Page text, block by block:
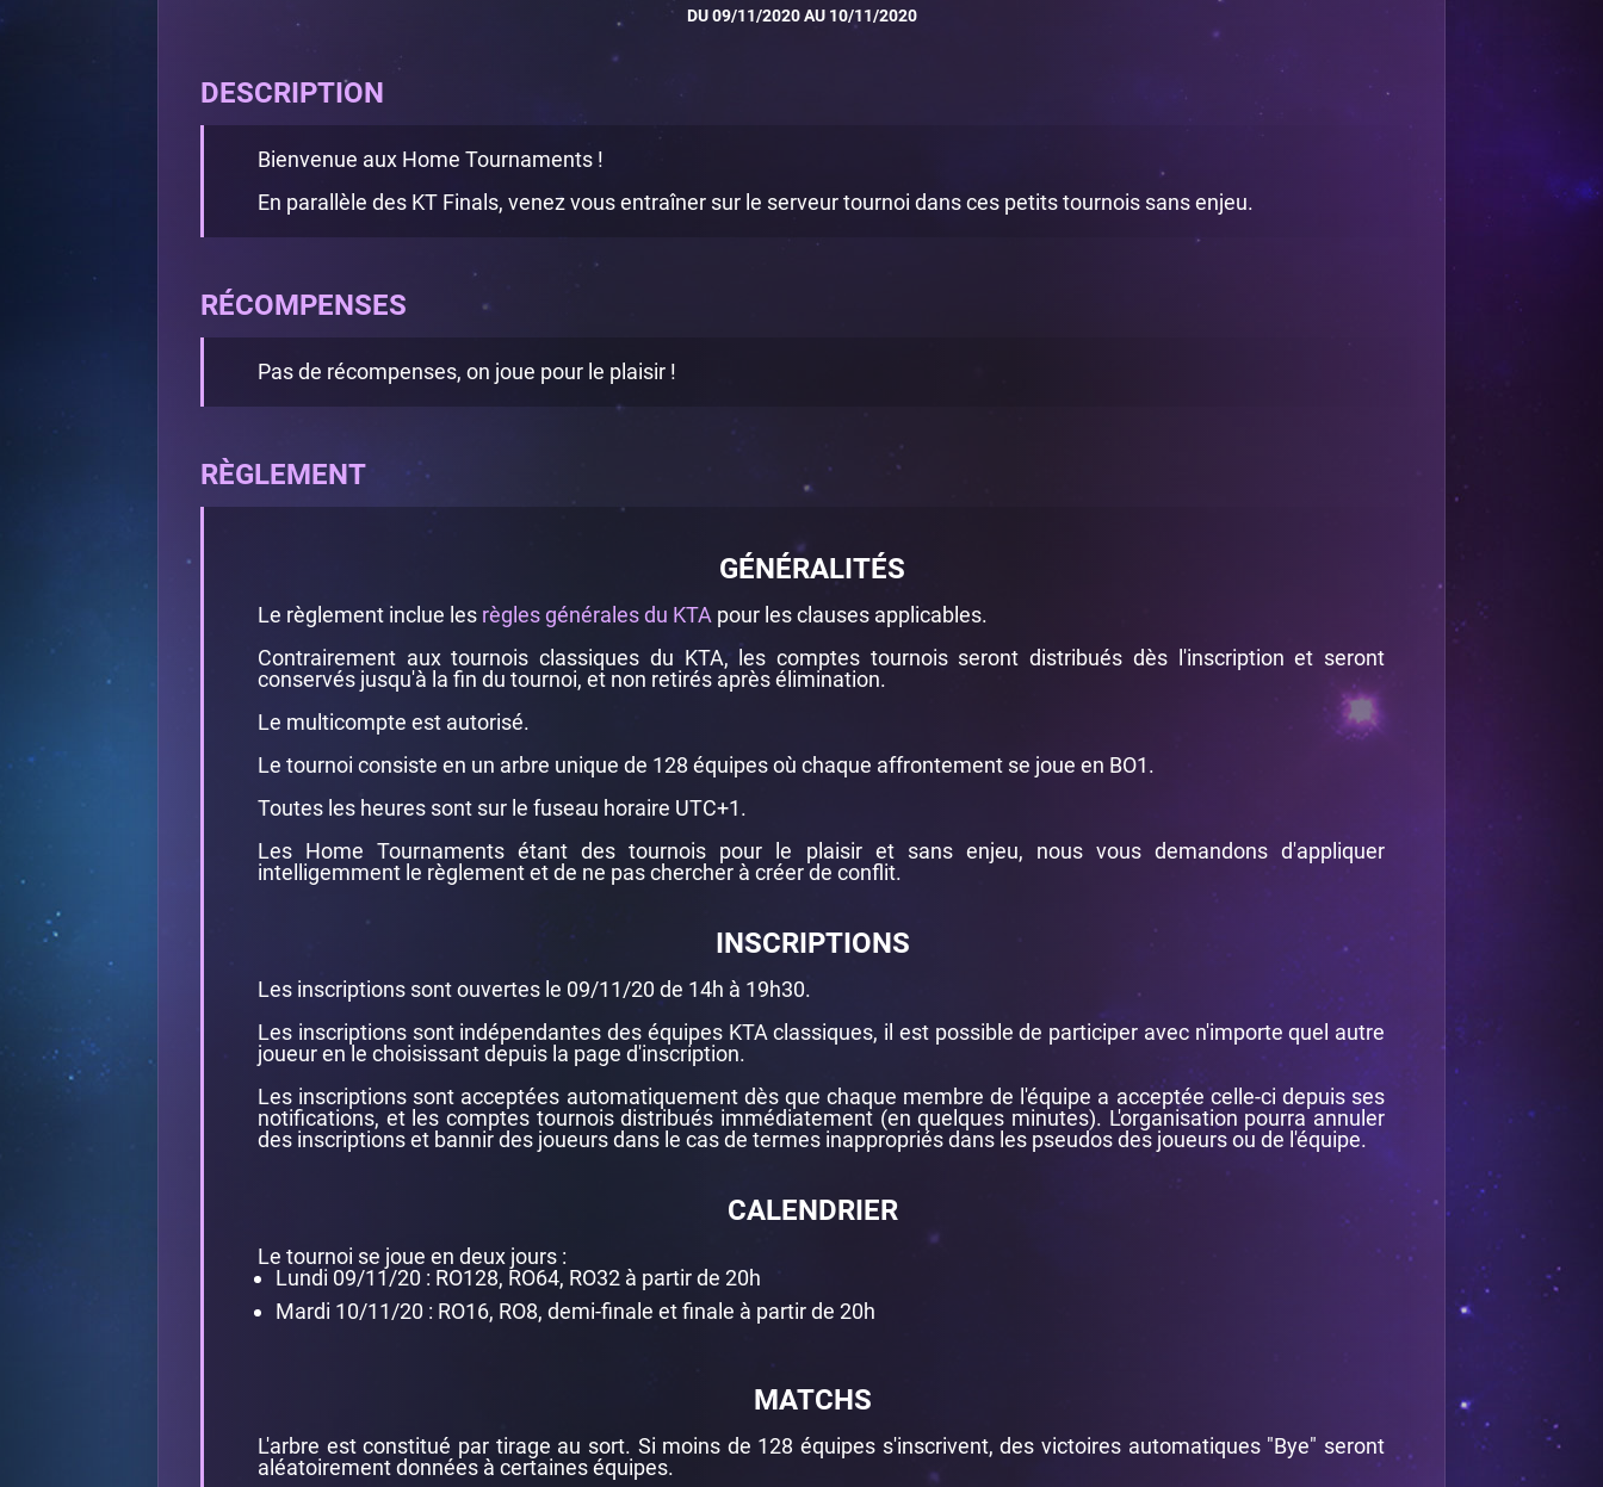
DU 09/11/2020 AU 10/11/2020
DESCRIPTION
Bienvenue aux Home Tournaments !
En parallèle des KT Finals, venez vous entraîner sur le serveur tournoi dans ces petits tournois sans enjeu.
RÉCOMPENSES
Pas de récompenses, on joue pour le plaisir !
RÈGLEMENT
GÉNÉRALITÉS
Le règlement inclue les règles générales du KTA pour les clauses applicables.
Contrairement aux tournois classiques du KTA, les comptes tournois seront distribués dès l'inscription et seront
conservés jusqu'à la fin du tournoi, et non retirés après élimination.
Le multicompte est autorisé.
Le tournoi consiste en un arbre unique de 128 équipes où chaque affrontement se joue en BO1.
Toutes les heures sont sur le fuseau horaire UTC+1.
Les Home Tournaments étant des tournois pour le plaisir et sans enjeu, nous vous demandons d'appliquer
intelligemment le règlement et de ne pas chercher à créer de conflit.
INSCRIPTIONS
Les inscriptions sont ouvertes le 09/11/20 de 14h à 19h30.
Les inscriptions sont indépendantes des équipes KTA classiques, il est possible de participer avec n'importe quel autre
joueur en le choisissant depuis la page d'inscription.
Les inscriptions sont acceptées automatiquement dès que chaque membre de l'équipe a acceptée celle-ci depuis ses
notifications, et les comptes tournois distribués immédiatement (en quelques minutes). L'organisation pourra annuler
des inscriptions et bannir des joueurs dans le cas de termes inappropriés dans les pseudos des joueurs ou de l'équipe.
CALENDRIER
Le tournoi se joue en deux jours :
Lundi 09/11/20 : RO128, RO64, RO32 à partir de 20h
Mardi 10/11/20 : RO16, RO8, demi-finale et finale à partir de 20h
MATCHS
L'arbre est constitué par tirage au sort. Si moins de 128 équipes s'inscrivent, des victoires automatiques "Bye" seront
aléatoirement données à certaines équipes.